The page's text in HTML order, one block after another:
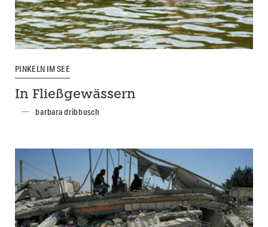
PINKELN IM SEE
In Fließgewässern
barbara dribbusch